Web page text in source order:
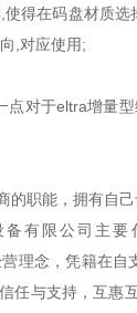
得在码盘材质选
,对应使用;
对于eltra增量
的职能，拥有自
有限公司主要
理念，凭籍在自
任与支持，互惠